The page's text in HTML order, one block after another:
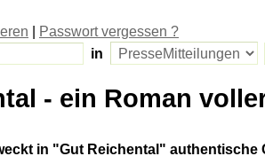
Passwort vergessen ?
in
- ein Roman
in "Gut Reichental" authentische